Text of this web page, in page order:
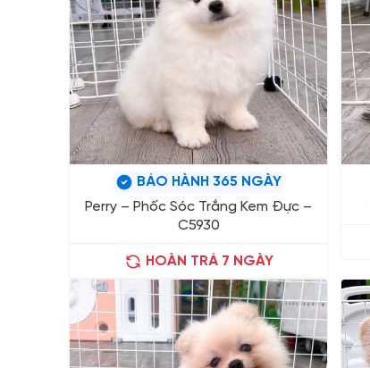
BẢO HÀNH 365 NGÀY
Perry – Phốc Sóc Trắng Kem Đực –
C5930
HOÀN TRẢ 7 NGÀY